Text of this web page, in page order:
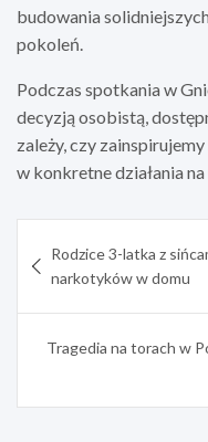
budowania
pokoleń.
Podczas spotkania w
decyzją osobistą,
zależy, czy
w konkretne działania
wpisu
Rodzice 3-latka z
narkotyków w domu
Tragedia na torach w